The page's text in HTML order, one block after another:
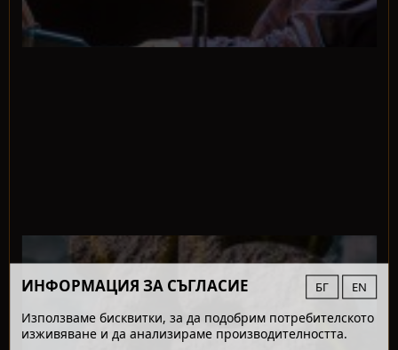
ИНФОРМАЦИЯ ЗА СЪГЛАСИЕ БГ EN
Използваме бисквитки, за да подобрим потребителското
изживяване и да анализираме производителността.